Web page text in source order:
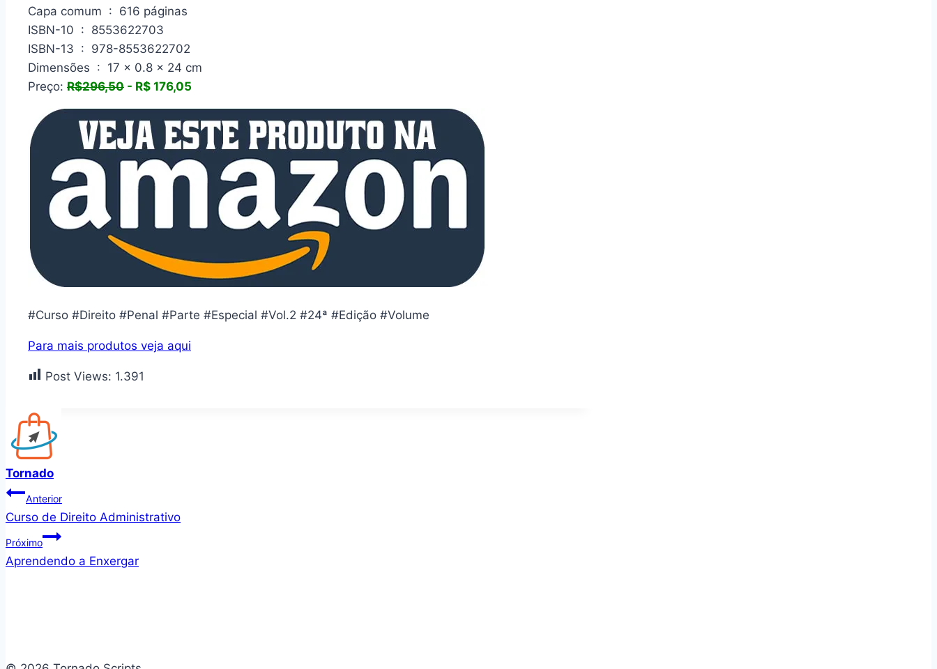
Capa comum ‏ : ‎ 616 páginas
ISBN-10 ‏ : ‎ 8553622703
ISBN-13 ‏ : ‎ 978-8553622702
Dimensões ‏ : ‎ 17 x 0.8 x 24 cm
Preço: R$296,50 - R$ 176,05
#Curso #Direito #Penal #Parte #Especial #Vol.2 #24ª #Edição #Volume
Para mais produtos veja aqui
Post Views: 1.391
Tornado
Navegação
de
Post
Anterior
Curso de Direito Administrativo
Próximo
Aprendendo a Enxergar